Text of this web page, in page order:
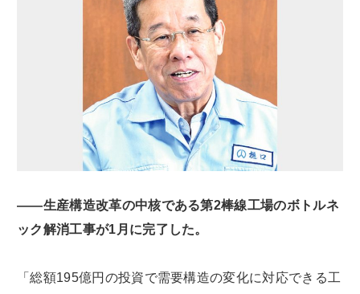
――生産構造改革の中核である第2棒線工場のボトルネ
ック解消工事が1月に完了した。
「総額195億円の投資で需要構造の変化に対応できる工